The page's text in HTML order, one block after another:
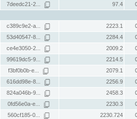
7deedc21-2... 97.4
c389c9e2-a... 2223.1
53d40547-8... 2284.4
ce4e3050-2... 2009.2
99619dc5-9... 2214.5
f3bf0b0b-e... 2079.1
616dd98e-8... 2256.9
824a046b-9... 2458.3
0fd56e0a-e... 2230.3
560cf185-0... 2230.724